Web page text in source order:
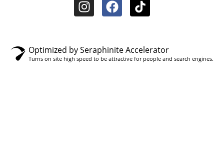
Optimized by Seraphinite Accelerator
Turns on site high speed to be attractive for people and search engines.